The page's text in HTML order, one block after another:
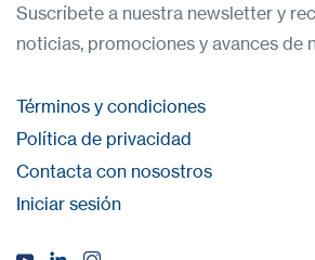
Suscríbete a nuestra newsletter y
noticias, promociones y avances de
Términos y condiciones
Política de privacidad
Contacta con nosostros
Iniciar sesión